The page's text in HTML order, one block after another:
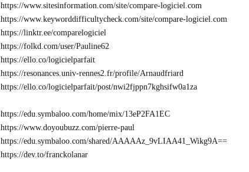
https://www.sitesinformation.com/site/compare-logiciel.com
https://www.keyworddifficultycheck.com/site/compare-logiciel.com
https://linktr.ee/comparelogiciel
https://folkd.com/user/Pauline62
https://ello.co/logicielparfait
https://resonances.univ-rennes2.fr/profile/Arnaudfriard
https://ello.co/logicielparfait/post/nwi2fjppn7kghsifw0a1za
https://edu.symbaloo.com/home/mix/13eP2FA1EC
https://www.doyoubuzz.com/pierre-paul
https://edu.symbaloo.com/shared/AAAAAz_9vLIAA41_Wikg9A==
https://dev.to/franckolanar